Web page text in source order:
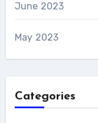
June 2023
May 2023
Categories